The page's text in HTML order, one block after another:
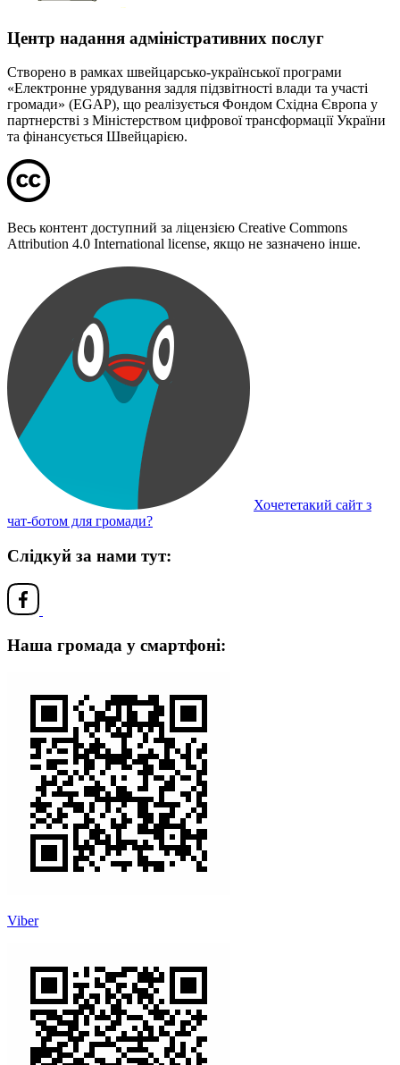
Центр надання адміністративних послуг
Створено в рамках швейцарсько-української програми
«Електронне урядування задля підзвітності влади та участі
громади» (EGAP), що реалізується Фондом Східна Європа у
партнерстві з Міністерством цифрової трансформації України
та фінансується Швейцарією.
Весь контент доступний за ліцензією Creative Commons
Attribution 4.0 International license, якщо не зазначено інше.
Хочететакий сайт з
чат-ботом для громади?
Слідкуй за нами тут:
Наша громада у смартфоні:
Viber